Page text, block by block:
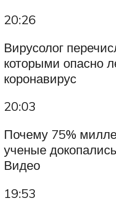
20:26
Вирусолог
которыми опасно
коронавирус
20:03
Почему 75%
ученые
Видео
19:53